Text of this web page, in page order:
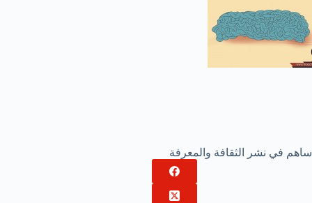
ساهم في نشر الثقافة والمعرفة